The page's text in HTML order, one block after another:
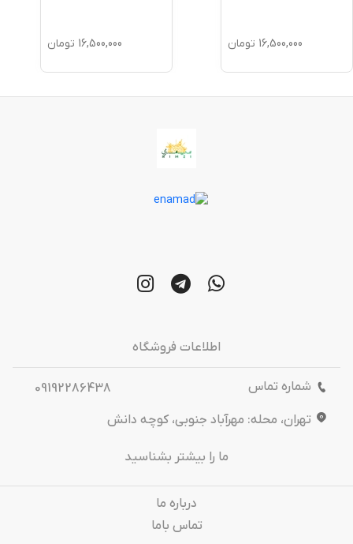
16,500,000 تومان 16,500,000 تومان
اطلاعات فروشگاه
شماره تماس
09192286438
تهران، محله: مهرآباد جنوبی، کوچه دانش
ما را بیشتر بشناسید
درباره‌ ما
تماس باما